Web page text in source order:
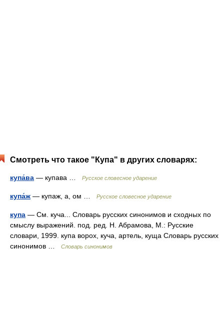
Смотреть что такое "Купа" в других словарях:
купа́ва — купава … Русское словесное ударение
купа́ж — купаж, а, ом … Русское словесное ударение
купа — См. куча... Словарь русских синонимов и сходных по
смыслу выражений. под. ред. Н. Абрамова, М.: Русские
словари, 1999. купа ворох, куча, артель, куща Словарь русских
синонимов …
Словарь синонимов